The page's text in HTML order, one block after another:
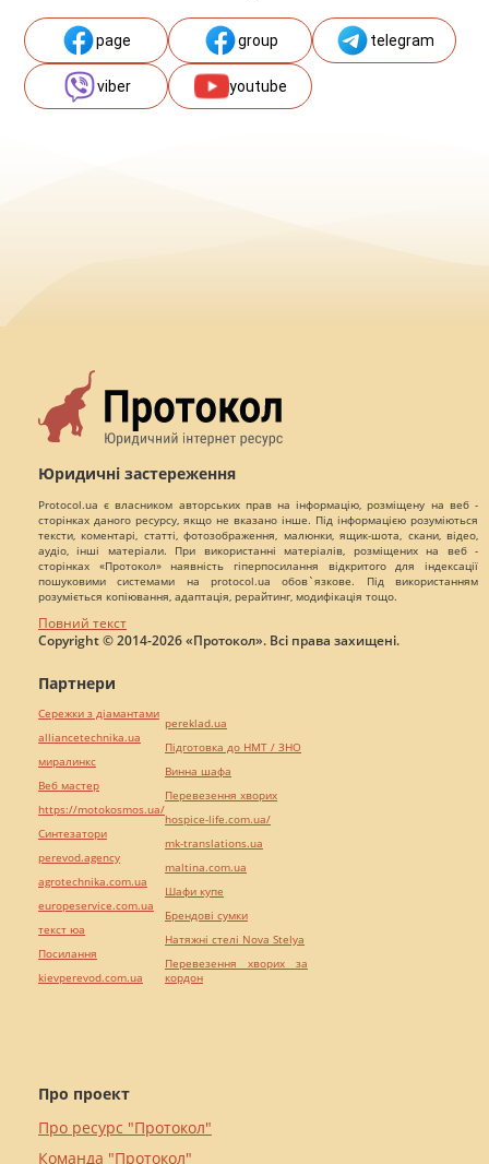
page group telegram
viber youtube
Юридичні застереження
Protocol.ua є власником авторських прав на інформацію, розміщену на веб -
сторінках даного ресурсу, якщо не вказано інше. Під інформацією розуміються
тексти, коментарі, статті, фотозображення, малюнки, ящик-шота, скани, відео,
аудіо, інші матеріали. При використанні матеріалів, розміщених на веб -
сторінках «Протокол» наявність гіперпосилання відкритого для індексації
пошуковими системами на protocol.ua обов`язкове. Під використанням
розуміється копіювання, адаптація, рерайтинг, модифікація тощо.
Повний текст
Copyright © 2014-2026 «Протокол». Всі права захищені.
Про проект
Про ресурс "Протокол"
Команда "Протокол"
Партнери
Сережки з діамантами
alliancetechnika.ua
миралинкс
Веб мастер
https://motokosmos.ua/
Синтезатори
perevod.agency
agrotechnika.com.ua
europeservice.com.ua
текст юа
Посилання
kievperevod.com.ua
pereklad.ua
Підготовка до НМТ / ЗНО
Винна шафа
Перевезення хворих
hospice-life.com.ua/
mk-translations.ua
maltina.com.ua
Шафи купе
Брендові сумки
Натяжні стелі Nova Stelya
Перевезення хворих за
кордон